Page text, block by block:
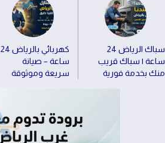
سباك الرياض 24
ساعة | سباك قريب
منك بخدمة فورية
كهربائي بالرياض 24
ساعة – صيانة
سريعة وموثوقة